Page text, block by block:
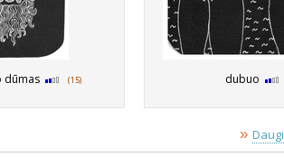
dūmas (15) dubuo
»